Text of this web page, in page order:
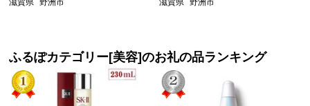
滋賀県
野洲市
滋賀県 野洲市
ふるぽカテゴリー[美容]のお礼の品ランキング